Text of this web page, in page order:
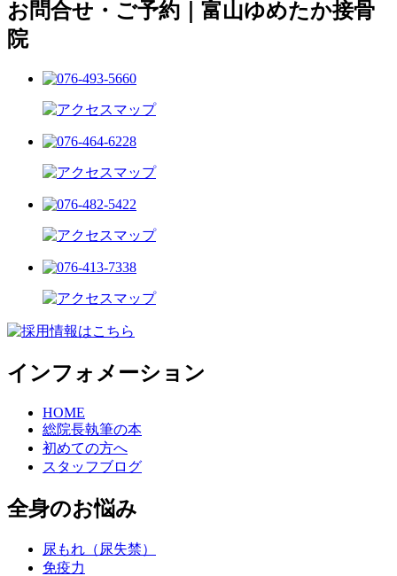
お問合せ・ご予約｜富山ゆめたか接骨
院
インフォメーション
HOME
総院長執筆の本
初めての方へ
スタッフブログ
全身のお悩み
尿もれ（尿失禁）
免疫力